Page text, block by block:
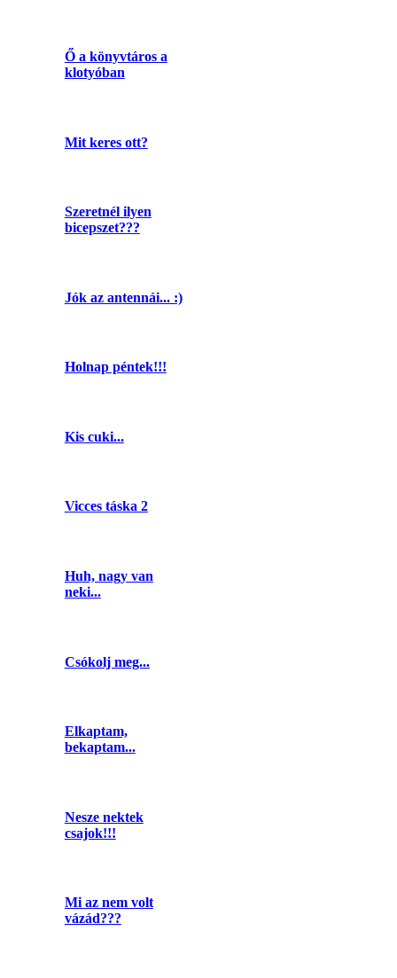
Ő a könyvtáros a
klotyóban
Mit keres ott?
Szeretnél ilyen
bicepszet???
Jók az antennái... :)
Holnap péntek!!!
Kis cuki...
Vicces táska 2
Huh, nagy van
neki...
Csókolj meg...
Elkaptam,
bekaptam...
Nesze nektek
csajok!!!
Mi az nem volt
vázád???